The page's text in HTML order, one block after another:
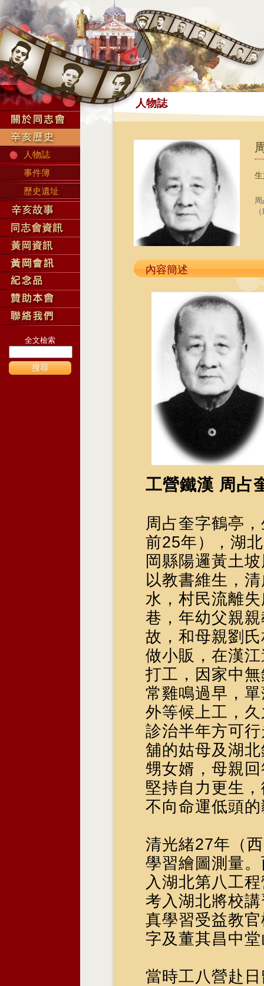
人物誌
事件簿
歷史遺址
全文檢索
搜尋
人物誌
內容簡述
工營鐵漢 周占
周占奎字鶴亭
前25年），湖
岡縣陽邏黃土
以教書維生，
水，村民流離
巷，年幼父親
故，和母親劉
做小販，在漢
打工，因家中
常雞鳴過早，
外等候上工，
診治半年方可
舖的姑母及湖
甥女婿，母親
堅持自力更生
不向命運低頭
清光緒27年（
學習繪圖測量
入湖北第八工
考入湖北將校
真學習受益教
字及董其昌中
當時工八營赴